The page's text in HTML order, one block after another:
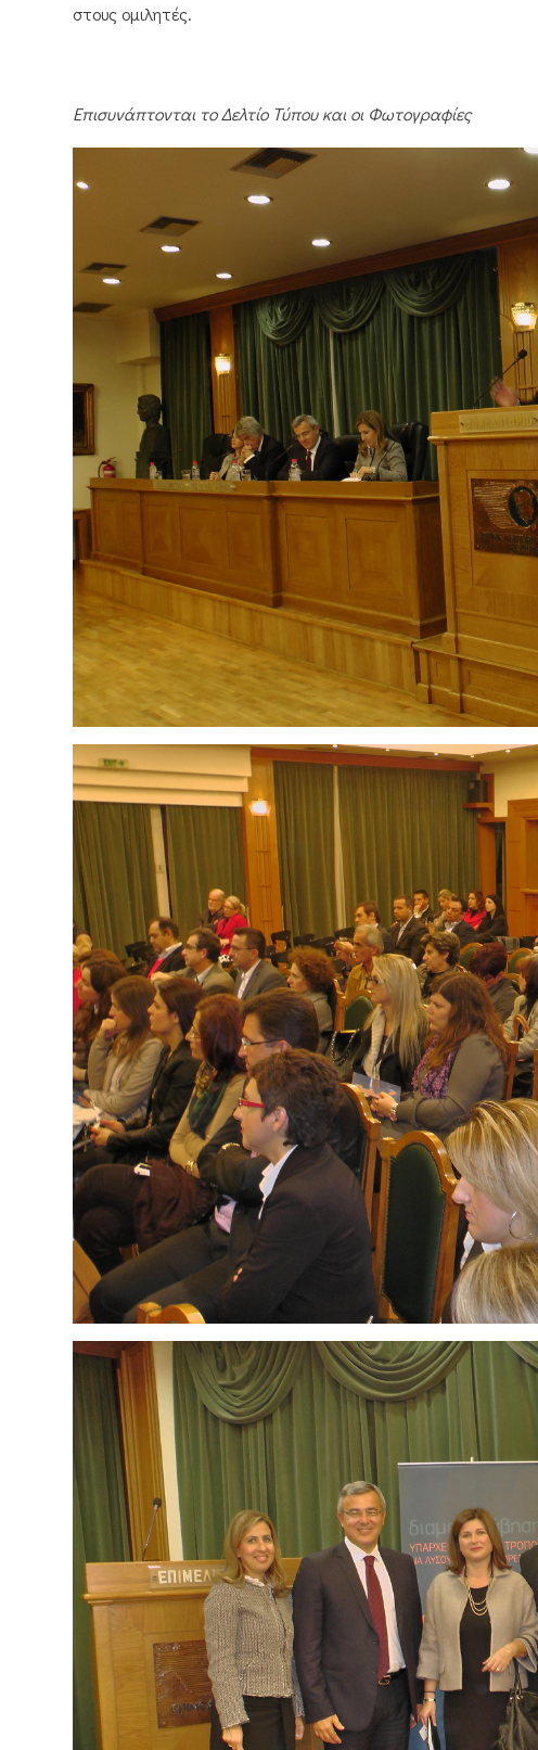
στους ομιλητές.
Επισυνάπτονται το Δελτίο Τύπου και οι Φωτογραφίες